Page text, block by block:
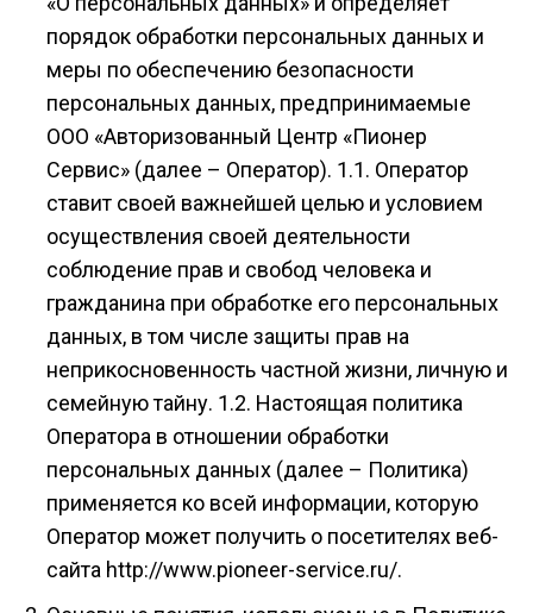
порядок обработки персональных данных и
меры по обеспечению безопасности
персональных данных, предпринимаемые
ООО «Авторизованный Центр «Пионер
Сервис» (далее – Оператор). 1.1. Оператор
ставит своей важнейшей целью и условием
осуществления своей деятельности
соблюдение прав и свобод человека и
гражданина при обработке его персональных
данных, в том числе защиты прав на
неприкосновенность частной жизни, личную и
семейную тайну. 1.2. Настоящая политика
Оператора в отношении обработки
персональных данных (далее – Политика)
применяется ко всей информации, которую
Оператор может получить о посетителях веб-
сайта http://www.pioneer-service.ru/.